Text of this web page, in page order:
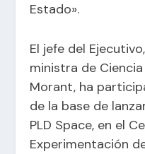
Estado».
El jefe del
ministra de
Morant, ha
de la base de
PLD Space, en el
Experimentación